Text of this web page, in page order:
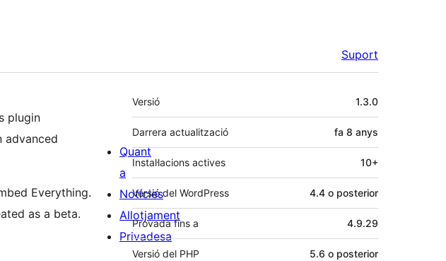
Suport
plugin
advanced
Everything.
as a beta.
Meta
Versió 1.3.0
Darrera actualització fa 8 anys
Instal·lacions actives 10+
Versió del WordPress 4.4 o posterior
Provada fins a 4.9.29
Versió del PHP 5.6 o posterior
Quant
a
Notícies
Allotjament
Privadesa